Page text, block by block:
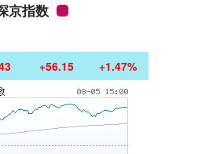
京指数
+56.15 +1.47%